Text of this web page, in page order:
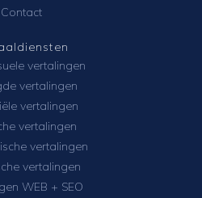
Contact
vertalingen
vertalingen
vertalingen
vertalingen
vertalingen
vertalingen
WEB + SEO